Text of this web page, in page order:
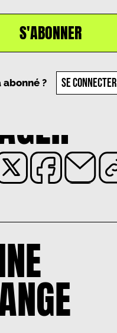
S'ABONNER
abonné ? SE CONNECTER
Pauline Dublange